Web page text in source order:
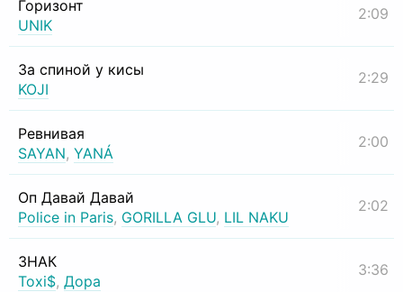
Горизонт
UNIK
2:09
За спиной у кисы
KOJI
2:29
Ревнивая
SAYAN, YANÁ
2:00
Оп Давай Давай
Police in Paris, GORILLA GLU, LIL NAKU
2:02
ЗНАК
Toxi$, Дора
3:36